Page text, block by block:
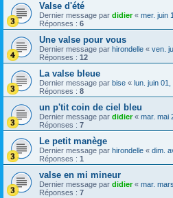
Valse d'été
Dernier message par didier« mer. juin
Réponses : 6
Une valse pour vous
Dernier message par hirondelle « ven.
Réponses : 12
La valse bleue
Dernier message par bise « lun. juin
Réponses : 8
un p'tit coin de ciel bleu
Dernier message par didier« mar. mai
Réponses : 7
Le petit manège
Dernier message par hirondelle « dim.
Réponses : 1
valse en mi mineur
Dernier message par didier« mar.
Réponses : 7